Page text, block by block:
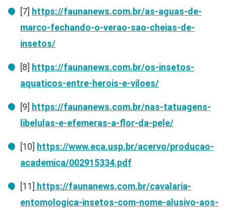
[7] https://faunanews.com.br/as-aguas-de-
marco-fechando-o-verao-sao-cheias-de-
insetos/
[8] https://faunanews.com.br/os-insetos-
aquaticos-entre-herois-e-viloes/
[9] https://faunanews.com.br/nas-tatuagens-
libelulas-e-efemeras-a-flor-da-pele/
[10] https://www.eca.usp.br/acervo/producao-
academica/002915334.pdf
[11] https://faunanews.com.br/cavalaria-
entomologica-insetos-com-nome-alusivo-aos-